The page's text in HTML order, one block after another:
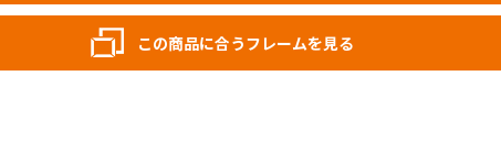
この商品に合うフレームを見る